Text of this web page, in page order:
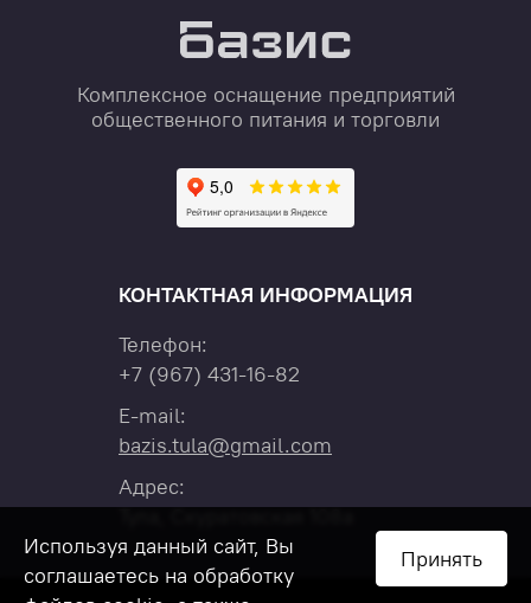
Комплексное оснащение предприятий
общественного питания и торговли
КОНТАКТНАЯ ИНФОРМАЦИЯ
Телефон:
+7 (967) 431-16-82
E-mail:
bazis.tula@gmail.com
Адрес:
Тула, Скуратовская 108а
Используя данный сайт, Вы
соглашаетесь на обработку
Принять